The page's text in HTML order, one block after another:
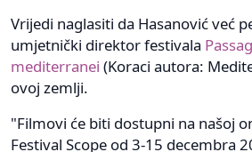
Vrijedi naglasiti da Hasanović već
umjetnički direktor festivala
mediterranei (Koraci autora:
ovoj zemlji.
"Filmovi će biti dostupni na našoj
Festival Scope od 3-15 decembra